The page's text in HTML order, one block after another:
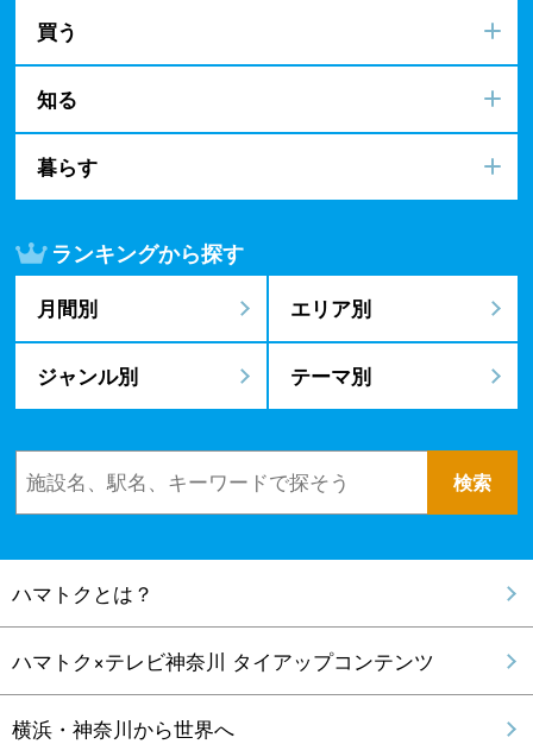
買う
知る
暮らす
ランキングから探す
月間別 エリア別
ジャンル別 テーマ別
ハマトクとは？
ハマトク×テレビ神奈川 タイアップコンテンツ
横浜・神奈川から世界へ